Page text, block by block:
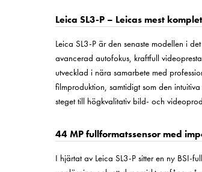
Leica SL3-P – Leicas mest
Leica SL3-P är den senaste modellen i
avancerad autofokus, kraftfull
utvecklad i nära samarbete med
filmproduktion, samtidigt som den
steget till högkvalitativ bild- och
44 MP fullformatssensor med
I hjärtat av Leica SL3-P sitter en ny BSI-